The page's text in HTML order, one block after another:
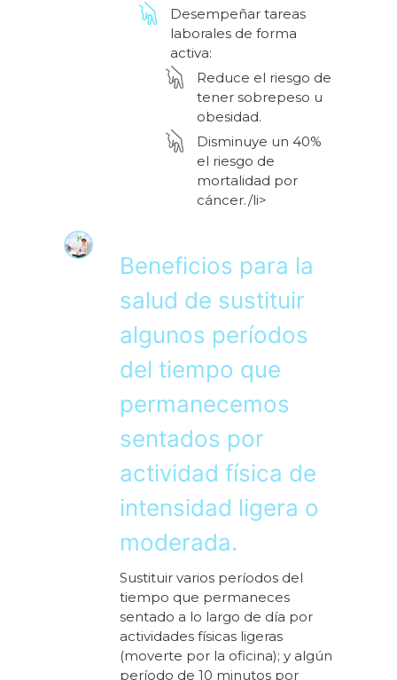
Desempeñar tareas
laborales de forma
activa:
Reduce el riesgo de
tener sobrepeso u
obesidad.
Disminuye un 40%
el riesgo de
mortalidad por
cáncer./li>
Beneficios para la
salud de sustituir
algunos períodos
del tiempo que
permanecemos
sentados por
actividad física de
intensidad ligera o
moderada.
Sustituir varios períodos del
tiempo que permaneces
sentado a lo largo de día por
actividades físicas ligeras
(moverte por la oficina); y algún
período de 10 minutos por